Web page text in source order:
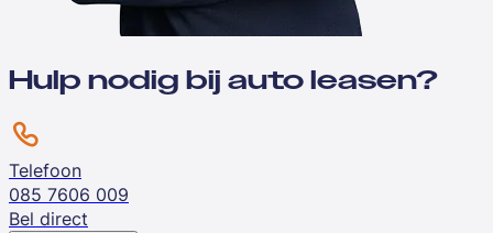
Hulp nodig bij auto leasen?
Telefoon
085 7606 009
Bel direct